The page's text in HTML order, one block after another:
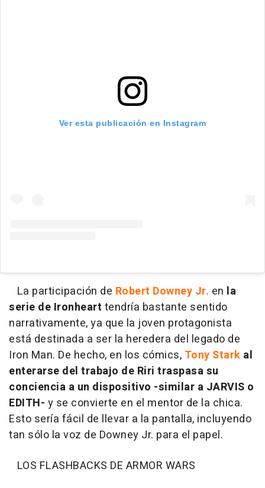
Ver esta publicación en Instagram
La participación de Robert Downey Jr. en la
serie de Ironheart tendría bastante sentido
narrativamente, ya que la joven protagonista
está destinada a ser la heredera del legado de
Iron Man. De hecho, en los cómics, Tony Stark al
enterarse del trabajo de Riri traspasa su
conciencia a un dispositivo -similar a JARVIS o
EDITH- y se convierte en el mentor de la chica.
Esto sería fácil de llevar a la pantalla, incluyendo
tan sólo la voz de Downey Jr. para el papel.
LOS FLASHBACKS DE ARMOR WARS